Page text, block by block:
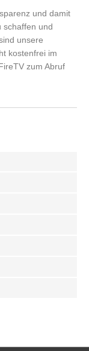
und damit
schaffen und
unsere
kostenfrei im
zum Abruf